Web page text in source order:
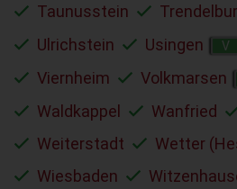
Taunusstein
Ulrichstein Usingen V
Viernheim
Volkmarsen
Waldkappel
Wanfried
Weiterstadt
Wetter
Wiesbaden